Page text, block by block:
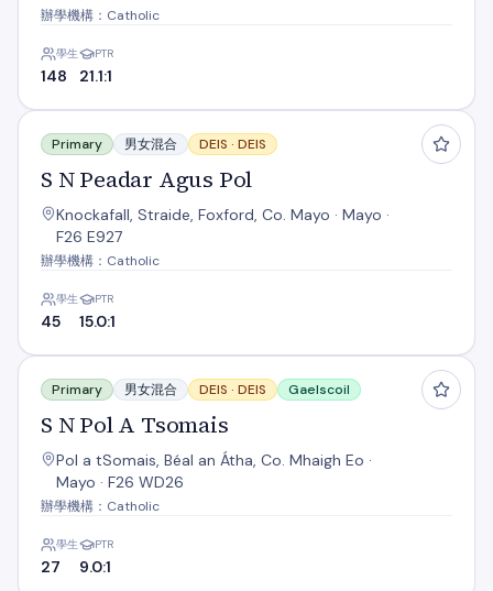
辦學機構：Catholic
學生
148
PTR
21.1:1
S N Peadar Agus Pol
Primary 男女混合 DEIS · DEIS
S N Peadar Agus Pol
Knockafall, Straide, Foxford, Co. Mayo · Mayo ·
F26 E927
辦學機構：Catholic
學生
45
PTR
15.0:1
S N Pol A Tsomais
Primary 男女混合 DEIS · DEIS Gaelscoil
S N Pol A Tsomais
Pol a tSomais, Béal an Átha, Co. Mhaigh Eo ·
Mayo · F26 WD26
辦學機構：Catholic
學生
27
PTR
9.0:1